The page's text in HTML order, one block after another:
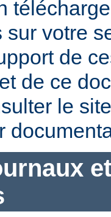
sur votre
de
de ce
le